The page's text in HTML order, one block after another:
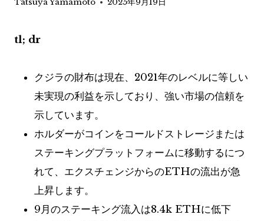
Tatsuya Yamamoto 2025年9月19日
tl; dr
クジラの財布は現在、2021年のレベルに等しい
未実現の利益を示しており、強い市場の信頼を
示しています。
ホルダーがコインをコールドストレージまたは
ステーキングプラットフォームに移動するにつ
れて、エクスチェンジからのETHの流出が急
上昇します。
9月のステーキング流入は8.4k ETHに低下